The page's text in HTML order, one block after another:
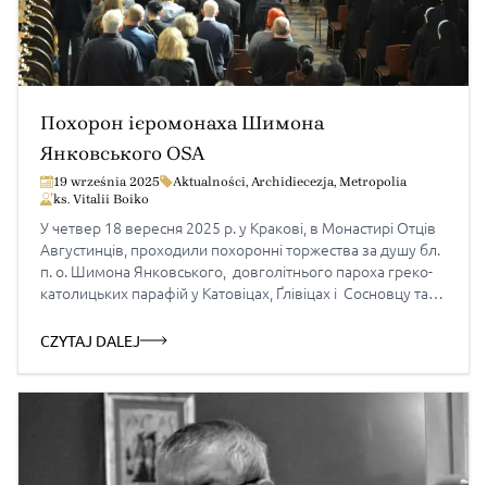
Похорон ієромонаха Шимона
Янковського OSA
19 września 2025 Aktualności, Archidiecezja, Metropolia
ks. Vitalii Boiko
У четвер 18 вересня 2025 р. у Кракові, в Монастирі Отців
Августинців, проходили похоронні торжества за душу бл.
п. о. Шимона Янковського, довголітнього пароха греко-
католицьких парафій у Катовіцах, Ґлівіцах і Сосновцу та
2025 року Божого на 68-у році життя, 37-у році монашого
CZYTAJ DALEJ